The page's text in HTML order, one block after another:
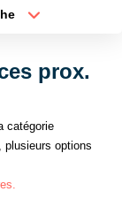
une alerte
prox.
catégorie
plusieurs options